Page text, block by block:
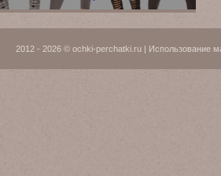
2012 - 2026 © ochki-perchatki.ru | Использование